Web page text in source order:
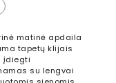
matinė apdaila
tapetų klijais
įdiegti
su lengvai